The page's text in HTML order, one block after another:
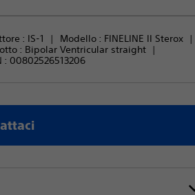
: IS-1 Modello : FINELINE II Sterox
: Bipolar Ventricular straight
: 00802526513206